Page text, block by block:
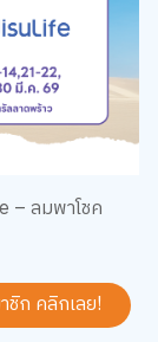
– ลมพาโชค
ชิก คลิกเลย!